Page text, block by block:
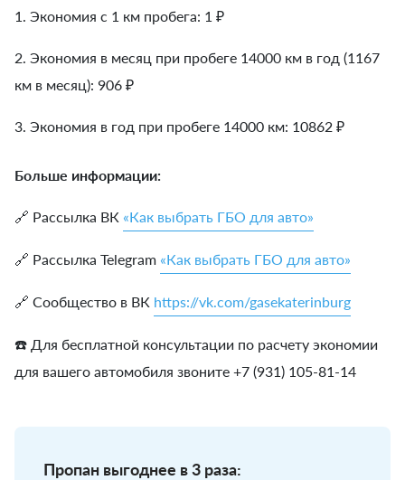
1. Экономия с 1 км пробега: 1 ₽
2. Экономия в месяц при пробеге 14000 км в год (1167
км в месяц): 906 ₽
3. Экономия в год при пробеге 14000 км: 10862 ₽
Больше информации:
🔗 Рассылка ВК «Как выбрать ГБО для авто»
🔗 Рассылка Telegram «Как выбрать ГБО для авто»
🔗 Сообщество в ВК https://vk.com/gasekaterinburg
☎️ Для бесплатной консультации по расчету экономии
для вашего автомобиля звоните +7 (931) 105-81-14
Пропан выгоднее в 3 раза: